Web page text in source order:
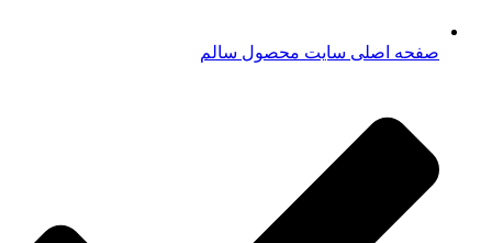
صفحه اصلی سایت محصول سالم